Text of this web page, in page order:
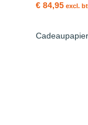
€ 84,95 excl.
Cadeaupapier